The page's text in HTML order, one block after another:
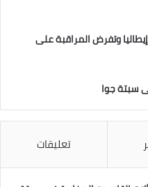
وتفرض المراقبة على
سبتة جوا
تعليقات